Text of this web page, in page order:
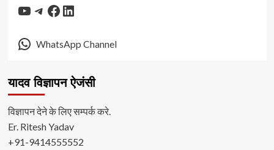
YouTube
Telegram
Facebook
LinkedIn
WhatsApp Channel
यादव विज्ञापन ऐजंसी
विज्ञापन देने के लिए सम्पर्क करे.
Er. Ritesh Yadav
+91-9414555552